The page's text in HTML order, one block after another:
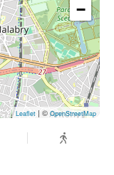
ou en couple,
d'énergie, de
faire briller la
−
Leaflet | © OpenStreetMap